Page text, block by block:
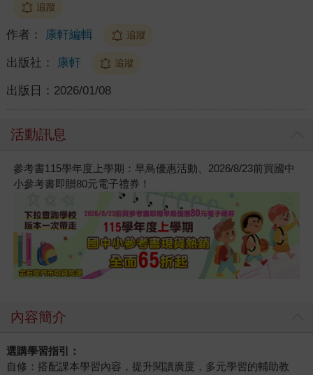
追蹤
作者： 康軒編輯 追蹤
出版社： 康軒 追蹤
出版日： 2026/01/08
活動訊息
參考書115學年度上學期：早鳥優惠活動、2026/8/23前買國中
小參考書即贈80元電子禮券！
內容簡介
選購學習指引：
自修：搭配課本學習內容，提升閱讀廣度，多元學習的輔助教